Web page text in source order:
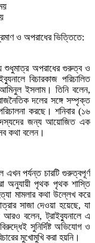
শুধুমাত্র অপরাধের গুরুত্ব ও
বিচারকাজ পরিচালিত
আমিনুল ইসলাম। তিনি বলেন,
দলের সঙ্গে সম্পৃক্ত
করছে। শনিবার (১৬
সদস্যদের জন্য আয়োজিত এক
কথা বলেন।
পর্যন্ত চারটি গুরুত্বপূর্ণ
অনুযায়ী পৃথক পৃথক শাস্তি
মামলার কথা উল্লেখ করে
সাজা দেওয়া হয়েছে, যা
আরও বলেন, ট্রাইব্যুনালে এ
সুনির্দিষ্ট অভিযোগ ও
মুখোমুখি করা হয়নি।